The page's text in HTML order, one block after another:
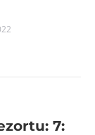
7: